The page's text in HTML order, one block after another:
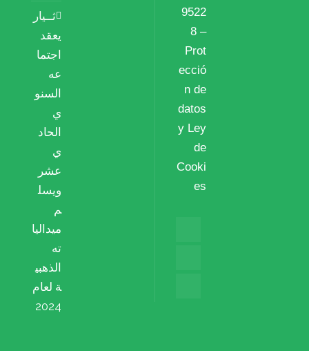
ثــيار
يعقد
اجتما
عه
السنو
ي
الحاد
ي
عشر
ويسل
م
ميداليا
ته
الذهبي
ة لعام
2024
9522
8 –
Prot
ecció
n de
datos
y Ley
de
Cooki
es